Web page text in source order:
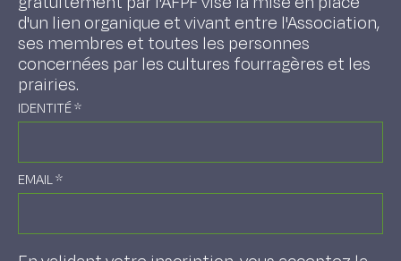
d'un lien organique et vivant entre l'Association,
ses membres et toutes les personnes
concernées par les cultures fourragères et les
prairies.
IDENTITÉ*
EMAIL*